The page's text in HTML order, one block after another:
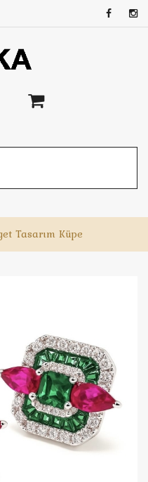
Tasarım Küpe